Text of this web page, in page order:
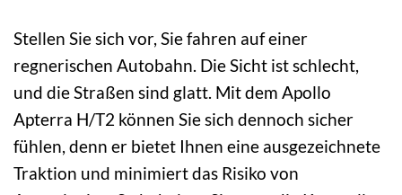
Stellen Sie sich vor, Sie fahren auf einer
regnerischen Autobahn. Die Sicht ist schlecht,
und die Straßen sind glatt. Mit dem Apollo
Apterra H/T2 können Sie sich dennoch sicher
fühlen, denn er bietet Ihnen eine ausgezeichnete
Traktion und minimiert das Risiko von